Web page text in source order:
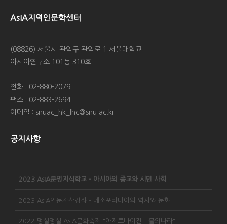
AsIA지역인문학센터
(08826) 서울시 관악구 관악로 1 서울대학교
아시아연구소 101동 310호
전화 : 02-880-2079
팩스 : 02-883-2694
이메일 : snuac_hk_lhc@snu.ac.kr
공지사항
2023 AsIA문명지식학교 - 아시아의 종교와 시민 사회
2023 AsIA인문자산강좌 - 메소포타미아의 역사와 문화
2022 덩실덩실 AsIA문화축제 "아제르바이잔 - 불의나라"